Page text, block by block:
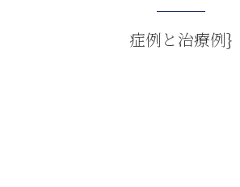
症例と治療例}